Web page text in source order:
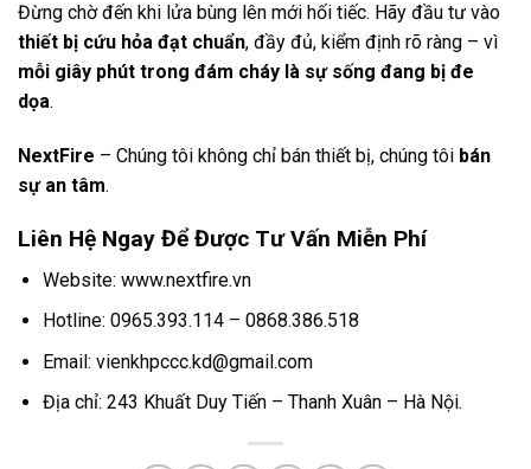
Đừng chờ đến khi lửa bùng lên mới hối tiếc. Hãy đầu tư vào
thiết bị cứu hỏa đạt chuẩn, đầy đủ, kiểm định rõ ràng – vì
mỗi giây phút trong đám cháy là sự sống đang bị đe
dọa.
NextFire – Chúng tôi không chỉ bán thiết bị, chúng tôi bán
sự an tâm.
Liên Hệ Ngay Để Được Tư Vấn Miễn Phí
Website: www.nextfire.vn
Hotline: 0965.393.114 – 0868.386.518
Email: vienkhpccc.kd@gmail.com
Địa chỉ: 243 Khuất Duy Tiến – Thanh Xuân – Hà Nội.